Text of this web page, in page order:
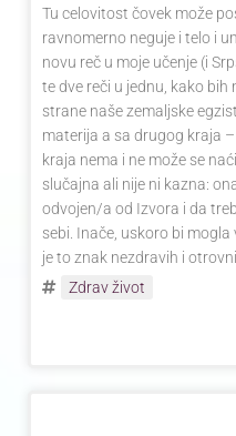
Tu celovitost čovek može
ravnomerno neguje i telo i
novu reč u moje učenje (i
te dve reči u jednu, kako
strane naše zemaljske
materija a sa drugog kraja
kraja nema i ne može se
slučajna ali nije ni kazna:
odvojen/a od Izvora i da
sebi. Inače, uskoro bi
je to znak nezdravih i
Zdrav život